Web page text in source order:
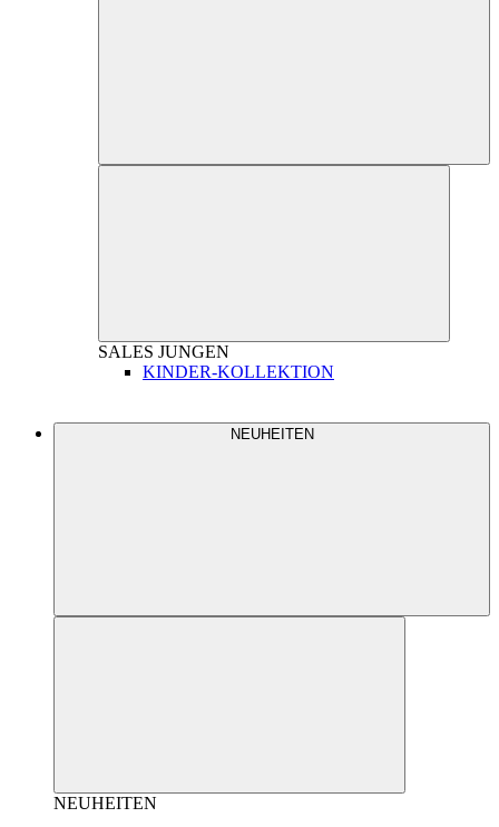
SALES JUNGEN
KINDER-KOLLEKTION
NEUHEITEN
NEUHEITEN